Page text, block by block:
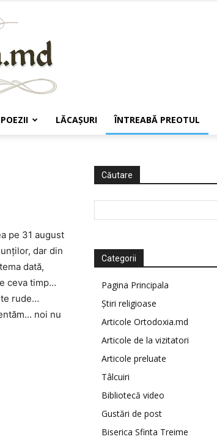
POEZII LĂCAŞURI ÎNTREABĂ PREOTUL
pe 31 august
dar din
dată,
ceva timp…
rude…
noi nu
Căutare
Categorii
Pagina Principala
Știri religioase
Articole Ortodoxia.md
Articole de la vizitatori
Articole preluate
Tâlcuiri
Bibliotecă video
Gustări de post
Biserica Sfinta Treime